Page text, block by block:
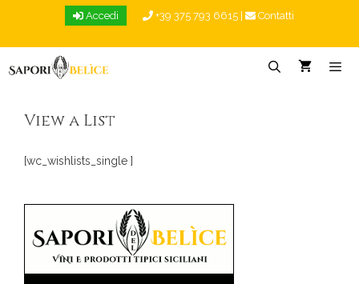
Accedi +39 375 793 6615 Contatti
View a List
[wc_wishlists_single ]